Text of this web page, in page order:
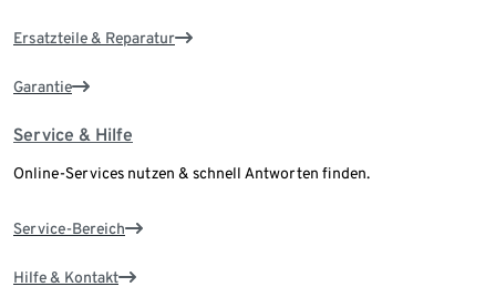
Ersatzteile & Reparatur
Garantie
Service & Hilfe
Online-Services nutzen & schnell Antworten finden.
Service-Bereich
Hilfe & Kontakt